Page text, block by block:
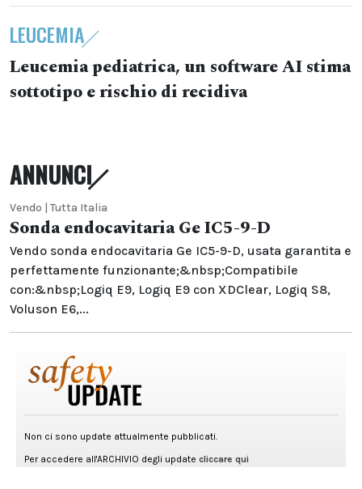
LEUCEMIA
Leucemia pediatrica, un software AI stima
sottotipo e rischio di recidiva
ANNUNCI
Vendo | Tutta Italia
Sonda endocavitaria Ge IC5-9-D
Vendo sonda endocavitaria Ge IC5-9-D, usata garantita e
perfettamente funzionante;&nbsp;Compatibile
con:&nbsp;Logiq E9, Logiq E9 con XDClear, Logiq S8,
Voluson E6,...